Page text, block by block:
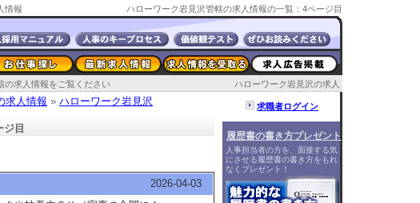
情報 ハローワーク岩見沢管轄の求人情報の一覧：4ページ目
ハローワーク岩見沢の求人
求人情報をご覧ください
求人情報 » ハローワーク岩見沢
目
2026-04-03
求職者ログイン
履歴書の書き方プレゼント
人事担当者の方を、面接する気
にさせる履歴書の書き方をもれ
なくプレゼント！